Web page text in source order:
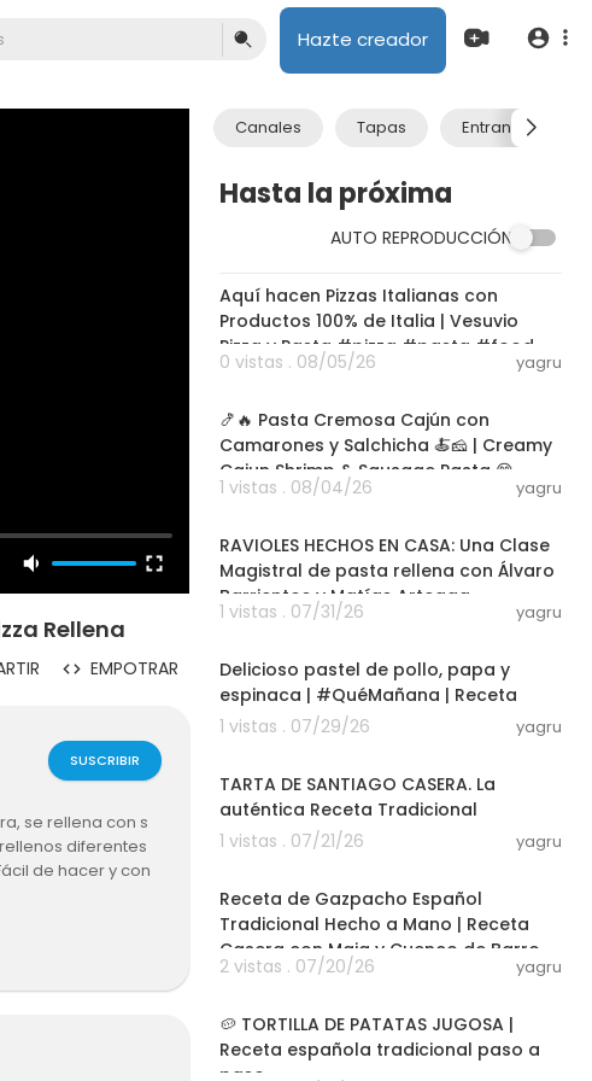
Hazte creador
Canales Tapas Entrantes
Hasta la próxima
AUTO REPRODUCCIÓN
03:00
Aquí hacen Pizzas Italianas con
Productos 100% de Italia | Vesuvio
Pizza y Pasta #pizza #pasta #food
0 vistas . 08/05/26 yagru
🍤🔥 Pasta Cremosa Cajún con
Camarones y Salchicha 🍝🧀 | Creamy
Cajun Shrimp & Sausage Pasta 😋
1 vistas . 08/04/26 yagru
RAVIOLES HECHOS EN CASA: Una Clase
Magistral de pasta rellena con Álvaro
Barrientos y Matías Arteaga
1 vistas . 07/31/26 yagru
Delicioso pastel de pollo, papa y
espinaca | #QuéMañana | Receta
1 vistas . 07/29/26
yagru
TARTA DE SANTIAGO CASERA. La
auténtica Receta Tradicional
1 vistas . 07/21/26
yagru
Receta de Gazpacho Español
Tradicional Hecho a Mano | Receta
Casera con Maja y Cuenco de Barro
2 vistas . 07/20/26 yagru
🥔 TORTILLA DE PATATAS JUGOSA |
Receta española tradicional paso a
paso
Rellena
EMPOTRAR
SUSCRIBIR
se rellena con s
diferentes
de hacer y con